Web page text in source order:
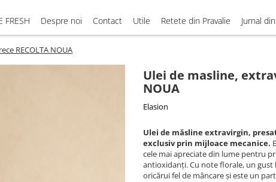
FRESH Despre noi Contact Utile Retete din Pravalie Jurnal
RECOLTA NOUA
Ulei de masline,
NOUA
Elasion
Ulei de măsline extravirgin,
exclusiv prin mijloace mecanice.
cele mai apreciate din lume pentru
antioxidanți. Cu note florale, un
oricărui fel de mâncare și este un